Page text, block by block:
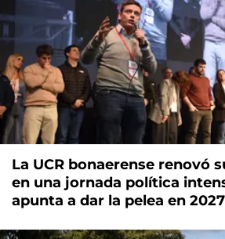
La UCR bonaerense renovó
en una jornada política
apunta a dar la pelea en 2027